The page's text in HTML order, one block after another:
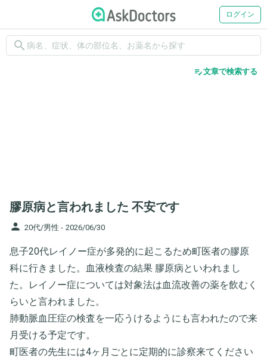
ログイン
search
edit_note文章で検索する
膠原病と言われました 不安です
person 20代/男性 - 2026/06/30
息子20代レイノー症が多発的に起こるため町医者の膠原
科に行きました。血液検査の結果 膠原病といわれまし
た。レイノー症については対象法は血流改善の薬を飲むく
らいと言われました。
肺動脈血圧症の検査を一応うけるようにも言われたので来
月受ける予定です。
町医者の先生には4ヶ月ごとに定期的に診察来てください